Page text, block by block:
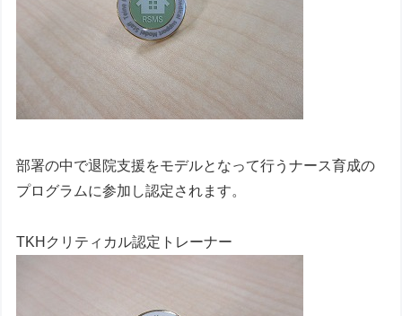
部署の中で退院支援をモデルとなって行うナース育成の
プログラムに参加し認定されます。
TKHクリティカル認定トレーナー